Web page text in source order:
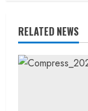
e
R
RELATED NEWS